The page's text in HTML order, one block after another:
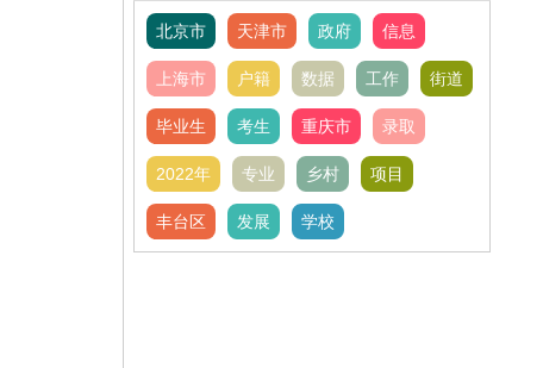
北京市 天津市 政府 信息
上海市 户籍 数据 工作 街道
毕业生 考生 重庆市 录取
2022年 专业 乡村 项目
丰台区 发展 学校